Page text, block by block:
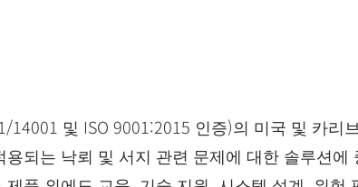
14001 및 ISO 9001:2015 인증)의 미국 및 카리
되는 낙뢰 및 서지 관련 문제에 대한 솔루션에